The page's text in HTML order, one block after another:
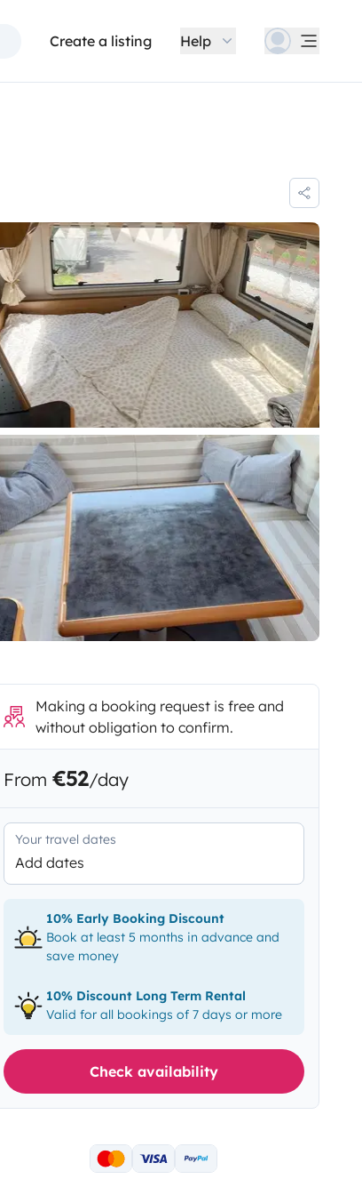
Create a listing Help
Making a booking request is free and
without obligation to confirm.
From €52/day
Your travel dates
Add dates
10% Early Booking Discount
Book at least 5 months in advance and
save money
10% Discount Long Term Rental
Valid for all bookings of 7 days or more
Check availability